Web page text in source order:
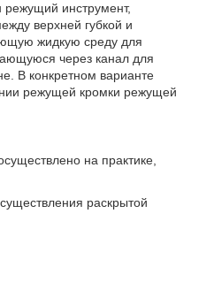
режущий инструмент,
верхней губкой и
жидкую среду для
через канал для
В конкретном варианте
режущей кромки режущей
на практике,
раскрытой